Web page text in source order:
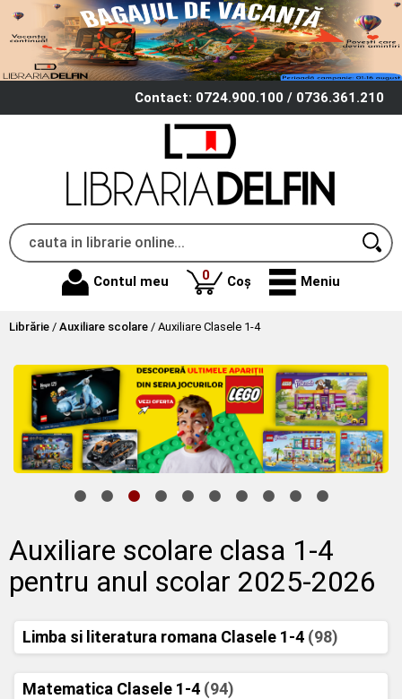
Contact: 0724.900.100 / 0736.361.210
Contul meu 0produse
Coș Meniu
Librărie / Auxiliare scolare / Auxiliare Clasele 1-4
Auxiliare scolare clasa 1-4
pentru anul scolar 2025-2026
Limba si literatura romana Clasele 1-4 (98)
Matematica Clasele 1-4 (94)